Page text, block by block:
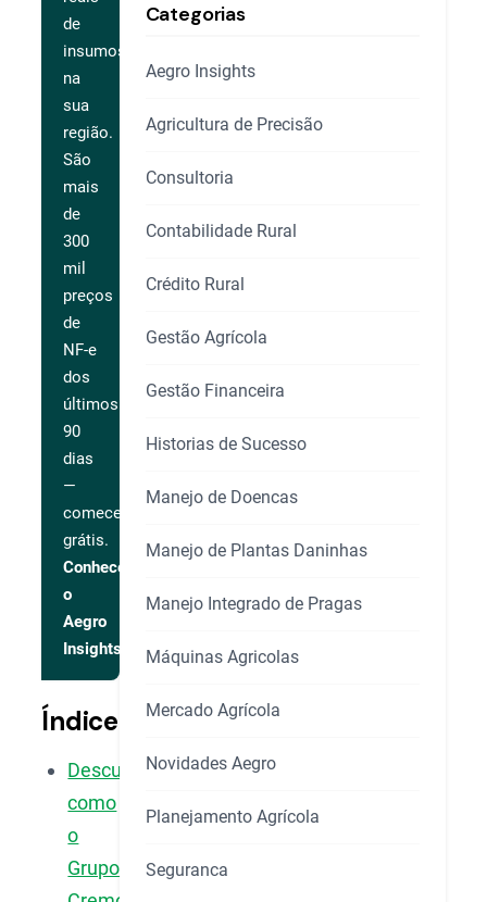
de
insumos
na
sua
região.
São
mais
de
300
mil
preços
de
NF-e
dos
últimos
90
dias
—
comece
grátis.
Conhecer
o
Aegro
Insights
Índice
Descubra
como
o
Grupo
Categorias
Aegro Insights
Agricultura de Precisão
Consultoria
Contabilidade Rural
Crédito Rural
Gestão Agrícola
Gestão Financeira
Historias de Sucesso
Manejo de Doencas
Manejo de Plantas Daninhas
Manejo Integrado de Pragas
Máquinas Agricolas
Mercado Agrícola
Novidades Aegro
Planejamento Agrícola
Seguranca